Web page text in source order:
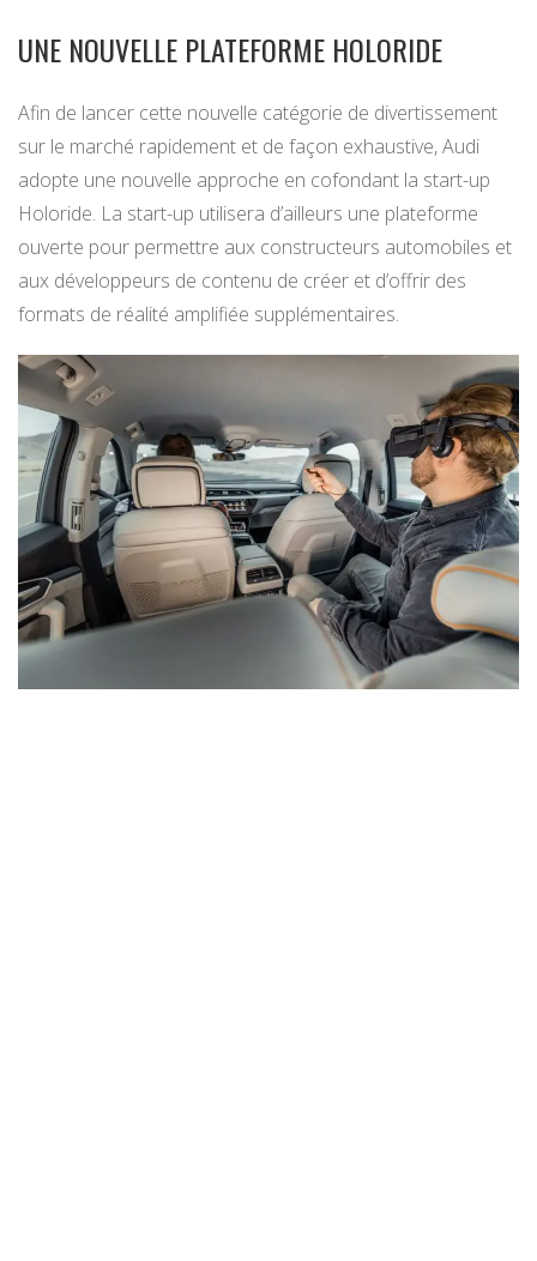
UNE NOUVELLE PLATEFORME HOLORIDE
Afin de lancer cette nouvelle catégorie de divertissement
sur le marché rapidement et de façon exhaustive, Audi
adopte une nouvelle approche en cofondant la start-up
Holoride. La start-up utilisera d’ailleurs une plateforme
ouverte pour permettre aux constructeurs automobiles et
aux développeurs de contenu de créer et d’offrir des
formats de réalité amplifiée supplémentaires.